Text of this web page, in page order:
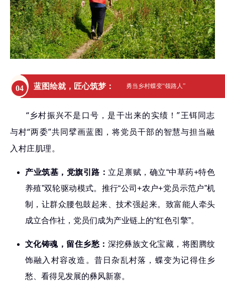
04 蓝图绘就，匠心筑梦 ： 勇当乡村蝶变“领路人”
“乡村振兴不是口号，是干出来的实绩！”王铒同志
与村“两委”共同擘画蓝图，将党员干部的智慧与担当融
入村庄肌理。
产业筑基，党旗引路： 立足禀赋，确立“中草药+特色
养殖”双轮驱动模式。推行“公司+农户+党员示范户”机
制，让群众腰包鼓起来、技术强起来。致富能人牵头
成立合作社，党员们成为产业链上的“红色引擎”。
文化铸魂，留住乡愁： 深挖彝族文化宝藏，将图腾纹
饰融入村容改造。昔日杂乱村落，蝶变为记得住乡
愁、看得见发展的彝风新寨。